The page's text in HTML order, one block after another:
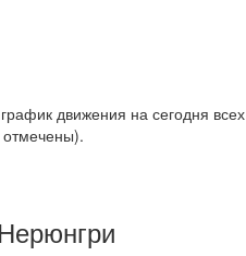
движения на сегодня всех
отмечены).